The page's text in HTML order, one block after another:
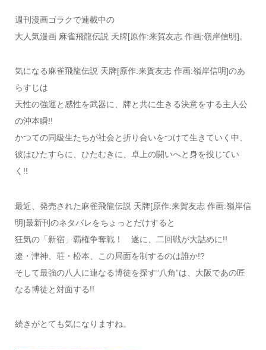
週刊漫画ゴラクで連載中の
大人気漫画 麻雀飛龍伝説 天牌[原作:来賀友志 作画:嶺岸信明]。
気になる麻雀飛龍伝説 天牌[原作:来賀友志 作画:嶺岸信明]のあ
らすじは
天性の強運と感性を武器に、牌と共に生きる決意をする主人公
の沖本瞬!!
かつての同級生たちが社会と折り合いをつけて生きていく中、
彼はひたすらに、ひたむきに、卓上の闘いへと身を投じてい
く!!
最近、発売された麻雀飛龍伝説 天牌[原作:来賀友志 作画:嶺岸信
明]最新刊のネタバレをちょっとだけすると
狂気の「新宿」覇権争奪戦！ 遂に、二回戦が大詰めに!!
遼・津神、荘・松本、この局面を制するのは誰か!?
そして最強の八人に連なる博徒を探す“八角”は、大阪であの匠
なる博徒と対面する!!
続きがとても気になりますね。